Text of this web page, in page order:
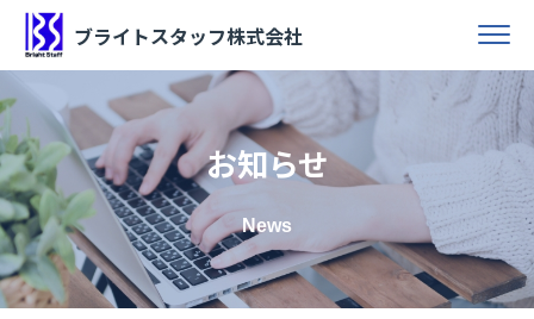
ブライトスタッフ株式会社
お知らせ
News